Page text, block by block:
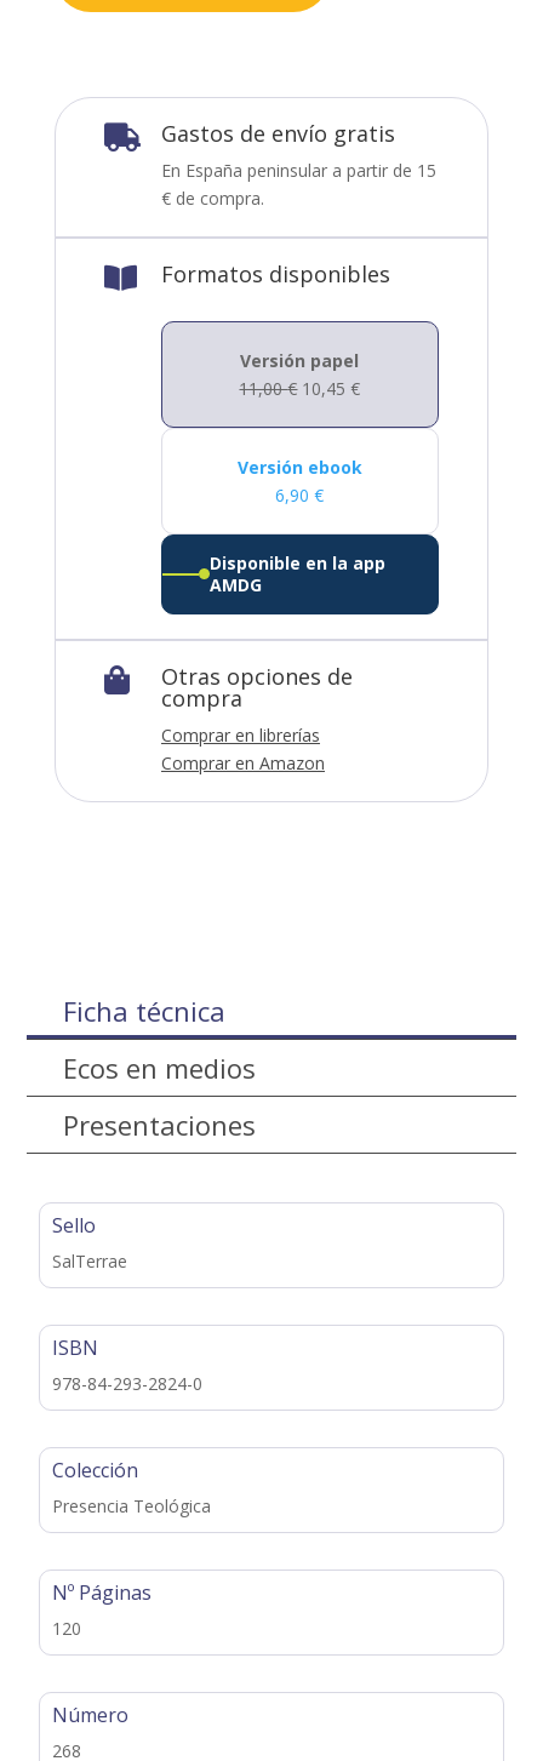
 Gastos de envío gratis
En España peninsular a partir de 15
€ de compra.
 Formatos disponibles
Versión papel
11,00€ 10,45€
Versión ebook
6,90€
Disponible en la app
AMDG
 Otras opciones de
compra
Comprar en librerías
Comprar en Amazon
Ficha técnica
Ecos en medios
Presentaciones
Sello
SalTerrae
ISBN
978-84-293-2824-0
Colección
Presencia Teológica
Nº Páginas
120
Número
268